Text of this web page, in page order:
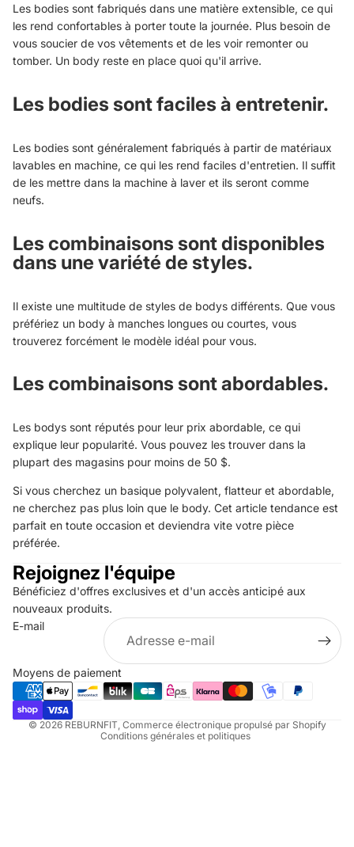
Les bodies sont fabriqués dans une matière extensible, ce qui
les rend confortables à porter toute la journée. Plus besoin de
vous soucier de vos vêtements et de les voir remonter ou
tomber. Un body reste en place quoi qu'il arrive.
Les bodies sont faciles à entretenir.
Les bodies sont généralement fabriqués à partir de matériaux
lavables en machine, ce qui les rend faciles d'entretien. Il suffit
de les mettre dans la machine à laver et ils seront comme
neufs.
Les combinaisons sont disponibles
dans une variété de styles.
Il existe une multitude de styles de bodys différents. Que vous
préfériez un body à manches longues ou courtes, vous
trouverez forcément le modèle idéal pour vous.
Les combinaisons sont abordables.
Les bodys sont réputés pour leur prix abordable, ce qui
explique leur popularité. Vous pouvez les trouver dans la
plupart des magasins pour moins de 50 $.
Si vous cherchez un basique polyvalent, flatteur et abordable,
ne cherchez pas plus loin que le body. Cet article tendance est
parfait en toute occasion et deviendra vite votre pièce
préférée.
Rejoignez l'équipe
Bénéficiez d'offres exclusives et d'un accès anticipé aux
nouveaux produits.
E-mail
Moyens de paiement
© 2026 REBURNFIT, Commerce électronique propulsé par Shopify
Conditions générales et politiques
Politique de remboursement
Politique de confidentialité
Conditions d’utilisation
Politique d’expédition
Coordonnées